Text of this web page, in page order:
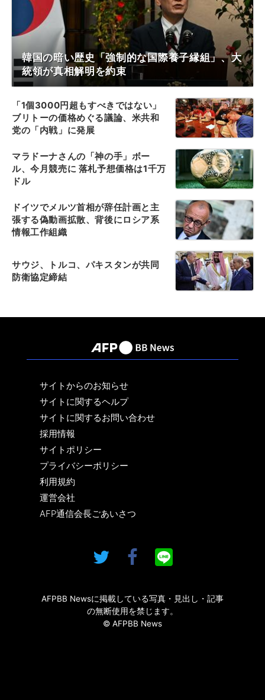
韓国の暗い歴史「強制的な国際養子縁組」、大
統領が真相解明を約束
「1個3000円超もすべきではない」
ブリトーの価格めぐる議論、米共和
党の「内戦」に発展
マラドーナさんの「神の手」ボー
ル、今月競売に 落札予想価格は1千万
ドル
ドイツでメルツ首相が辞任計画と主
張する偽動画拡散、背後にロシア系
情報工作組織
サウジ、トルコ、パキスタンが共同
防衛協定締結
サイトからのお知らせ
サイトに関するヘルプ
サイトに関するお問い合わせ
採用情報
サイトポリシー
プライバシーポリシー
利用規約
運営会社
AFP通信会長ごあいさつ
AFPBB Newsに掲載している写真・見出し・記事
の無断使用を禁じます。
© AFPBB News